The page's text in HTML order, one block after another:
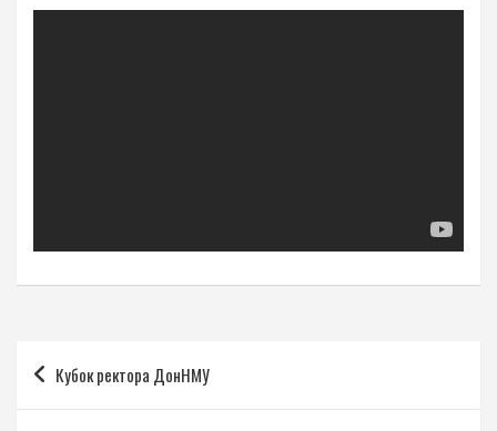
Навигация
по
Кубок ректора ДонНМУ